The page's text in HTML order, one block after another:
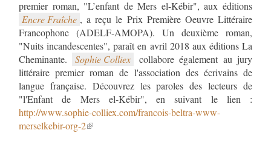
Encre Fraîche , a reçu le Prix Première Oeuvre Littéraire
Francophone (ADELF-AMOPA). Un deuxième roman,
"Nuits incandescentes", paraît en avril 2018 aux éditions La
Cheminante.
Sophie Colliex
collabore également au jury
littéraire premier roman de l'association des écrivains de
langue française. Découvrez les paroles des lecteurs de
"l'Enfant de Mers el-Kébir", en suivant le lien :
http://www.sophie-colliex.com/francois-beltra-www-
merselkebir-org-2